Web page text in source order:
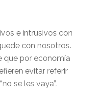
e intrusivos con
con nosotros.
que por economía
evitar referir
se les vaya”.